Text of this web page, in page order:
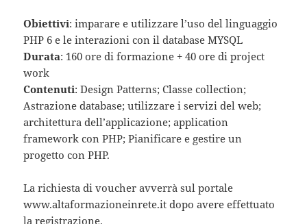
Obiettivi: imparare e utilizzare l’uso del linguaggio
PHP 6 e le interazioni con il database MYSQL
Durata: 160 ore di formazione + 40 ore di project
work
Contenuti: Design Patterns; Classe collection;
Astrazione database; utilizzare i servizi del web;
architettura dell’applicazione; application
framework con PHP; Pianificare e gestire un
progetto con PHP.
La richiesta di voucher avverrà sul portale
www.altaformazioneinrete.it dopo avere effettuato
la registrazione.